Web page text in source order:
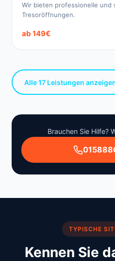
Wir bieten professionelle und
Tresoröffnungen.
ab 149€
Alle 17 Leistungen
Brauchen Sie Hilfe?
TYPISCHE
Kennen Sie